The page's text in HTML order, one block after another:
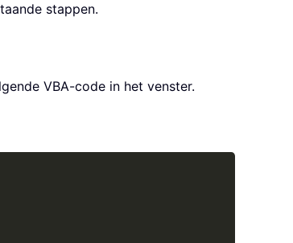
stappen.
VBA-code in het venster.